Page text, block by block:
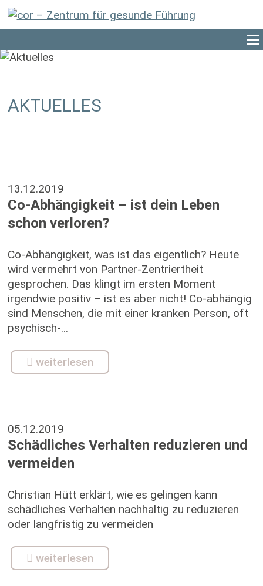
AKTUELLES
13.12.2019
Co-Abhängigkeit – ist dein Leben
schon verloren?
Co-Abhängigkeit, was ist das eigentlich? Heute
wird vermehrt von Partner-Zentriertheit
gesprochen. Das klingt im ersten Moment
irgendwie positiv – ist es aber nicht! Co-abhängig
sind Menschen, die mit einer kranken Person, oft
psychisch-...
weiterlesen
05.12.2019
Schädliches Verhalten reduzieren und
vermeiden
Christian Hütt erklärt, wie es gelingen kann
schädliches Verhalten nachhaltig zu reduzieren
oder langfristig zu vermeiden
weiterlesen